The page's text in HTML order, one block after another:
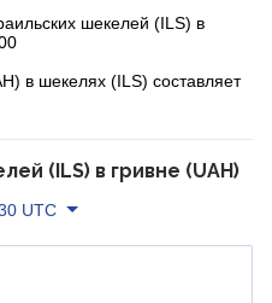
шекелей (ILS) в
в шекелях (ILS) составляет
(ILS) в гривне (UAH)
UTC